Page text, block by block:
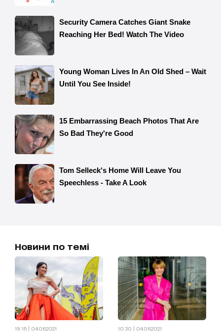
Новини по темі
19:15 | 04.06.2021 10:30 | 04.06.2021